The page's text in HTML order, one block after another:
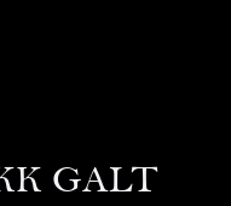
GALT